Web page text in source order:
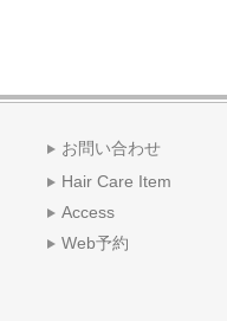
お問い合わせ
Hair Care Item
Access
Web予約